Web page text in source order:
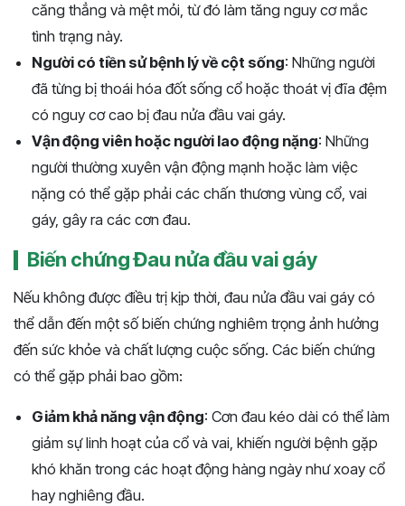
căng thẳng và mệt mỏi, từ đó làm tăng nguy cơ mắc
tình trạng này.
Người có tiền sử bệnh lý về cột sống: Những người
đã từng bị thoái hóa đốt sống cổ hoặc thoát vị đĩa đệm
có nguy cơ cao bị đau nửa đầu vai gáy.
Vận động viên hoặc người lao động nặng: Những
người thường xuyên vận động mạnh hoặc làm việc
nặng có thể gặp phải các chấn thương vùng cổ, vai
gáy, gây ra các cơn đau.
Biến chứng Đau nửa đầu vai gáy
Nếu không được điều trị kịp thời, đau nửa đầu vai gáy có
thể dẫn đến một số biến chứng nghiêm trọng ảnh hưởng
đến sức khỏe và chất lượng cuộc sống. Các biến chứng
có thể gặp phải bao gồm:
Giảm khả năng vận động: Cơn đau kéo dài có thể làm
giảm sự linh hoạt của cổ và vai, khiến người bệnh gặp
khó khăn trong các hoạt động hàng ngày như xoay cổ
hay nghiêng đầu.